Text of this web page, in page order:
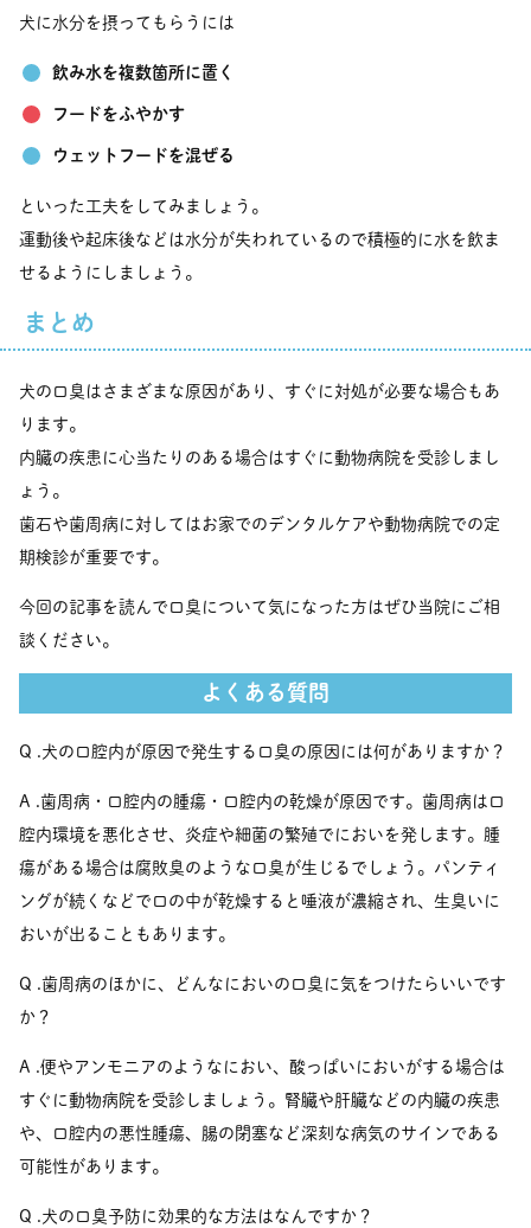
犬に水分を摂ってもらうには
飲み水を複数箇所に置く
フードをふやかす
ウェットフードを混ぜる
といった工夫をしてみましょう。
運動後や起床後などは水分が失われているので積極的に水を飲ま
せるようにしましょう。
まとめ
犬の口臭はさまざまな原因があり、すぐに対処が必要な場合もあ
ります。
内臓の疾患に心当たりのある場合はすぐに動物病院を受診しまし
ょう。
歯石や歯周病に対してはお家でのデンタルケアや動物病院での定
期検診が重要です。
今回の記事を読んで口臭について気になった方はぜひ当院にご相
談ください。
よくある質問
Q .犬の口腔内が原因で発生する口臭の原因には何がありますか？
A .歯周病・口腔内の腫瘍・口腔内の乾燥が原因です。歯周病は口
腔内環境を悪化させ、炎症や細菌の繁殖でにおいを発します。腫
瘍がある場合は腐敗臭のような口臭が生じるでしょう。パンティ
ングが続くなどで口の中が乾燥すると唾液が濃縮され、生臭いに
おいが出ることもあります。
Q .歯周病のほかに、どんなにおいの口臭に気をつけたらいいです
か？
A .便やアンモニアのようなにおい、酸っぱいにおいがする場合は
すぐに動物病院を受診しましょう。腎臓や肝臓などの内臓の疾患
や、口腔内の悪性腫瘍、腸の閉塞など深刻な病気のサインである
可能性があります。
Q .犬の口臭予防に効果的な方法はなんですか？